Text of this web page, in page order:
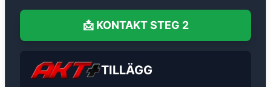
📩 KONTAKT STEG 2
TILLÄGG